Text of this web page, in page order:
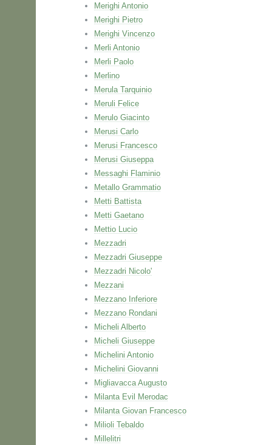
Merighi Antonio
Merighi Pietro
Merighi Vincenzo
Merli Antonio
Merli Paolo
Merlino
Merula Tarquinio
Meruli Felice
Merulo Giacinto
Merusi Carlo
Merusi Francesco
Merusi Giuseppa
Messaghi Flaminio
Metallo Grammatio
Metti Battista
Metti Gaetano
Mettio Lucio
Mezzadri
Mezzadri Giuseppe
Mezzadri Nicolo'
Mezzani
Mezzano Inferiore
Mezzano Rondani
Micheli Alberto
Micheli Giuseppe
Michelini Antonio
Michelini Giovanni
Migliavacca Augusto
Milanta Evil Merodac
Milanta Giovan Francesco
Milioli Tebaldo
Millelitri